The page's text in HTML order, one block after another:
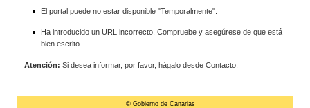
El portal puede no estar disponible "Temporalmente".
Ha introducido un URL incorrecto. Compruebe y asegúrese de que está
bien escrito.
Atención: Si desea informar, por favor, hágalo desde Contacto.
© Gobierno de Canarias